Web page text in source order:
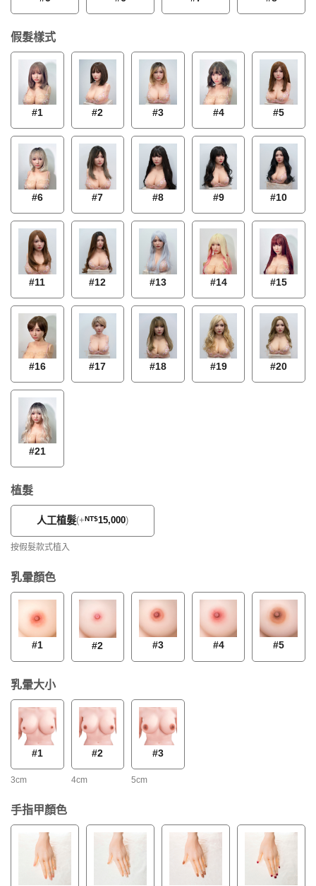
假髮樣式
#1 #2 #3 #4 #5
#6 #7 #8 #9 #10
#11 #12 #13 #14 #15
#16 #17 #18 #19 #20
#21
植髮
人工植髮(+NT$15,000)
按假髮款式植入
乳暈顏色
#1 #2 #3 #4 #5
乳暈大小
#1
3cm
#2
4cm
#3
5cm
手指甲顏色